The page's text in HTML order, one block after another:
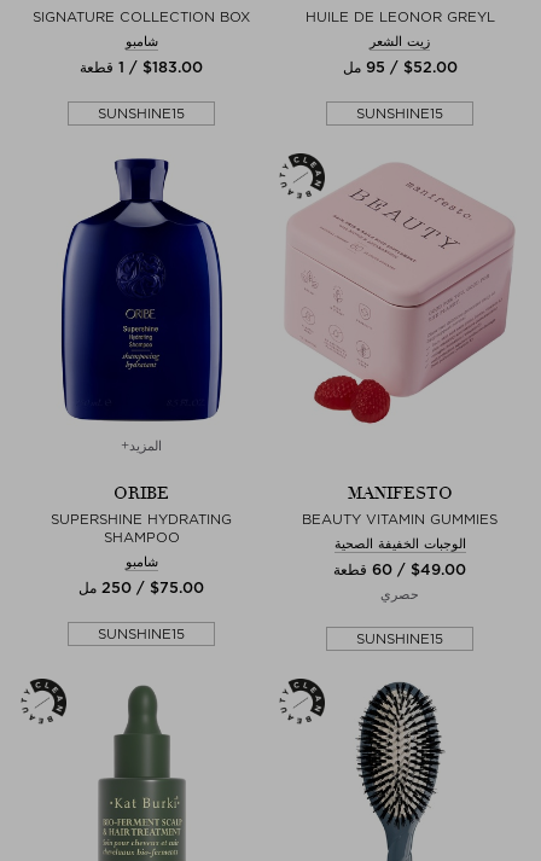
HUILE DE LEONOR GREYL
زيت الشعر
$‌52.00 / 95 مل
SUNSHINE15
SIGNATURE COLLECTION BOX
شامبو
$‌183.00 / 1 قطعة
SUNSHINE15
MANIFESTO
BEAUTY VITAMIN GUMMIES
الوجبات الخفيفة الصحية
$‌49.00 / 60 قطعة
حصري
SUNSHINE15
المزيد+
ORIBE
SUPERSHINE HYDRATING
SHAMPOO
شامبو
$‌75.00 / 250 مل
SUNSHINE15